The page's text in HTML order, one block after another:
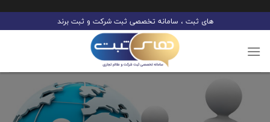
to
content
های ثبت ، سامانه تخصصی ثبت شرکت و ثبت برند